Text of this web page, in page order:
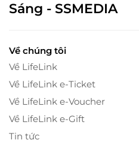
Sáng - SSMEDIA
Về chúng tôi
Về LifeLink
Về LifeLink e-Ticket
Về LifeLink e-Voucher
Về LifeLink e-Gift
Tin tức